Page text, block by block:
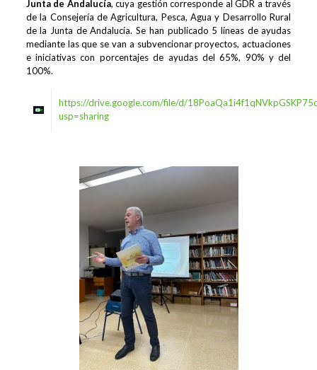
Junta de Andalucía, cuya gestión corresponde al GDR a través
de la Consejería de Agricultura, Pesca, Agua y Desarrollo Rural
de la Junta de Andalucía. Se han publicado 5 líneas de ayudas
mediante las que se van a subvencionar proyectos, actuaciones
e iniciativas con porcentajes de ayudas del 65%, 90% y del
100%.
https://drive.google.com/file/d/
usp=sharing